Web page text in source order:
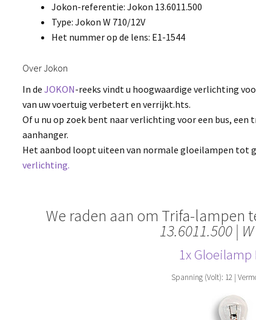
Jokon-referentie: Jokon 13.6011.500
Type: Jokon W 710/12V
Het nummer op de lens: E1-1544
Over Jokon
In deJOKON-reeks vindt u hoogwaardige verlichting
van uw voertuig verbetert en verrijkt.hts.
Of u nu op zoek bent naar verlichting voor een bus,
aanhanger.
Het aanbod loopt uiteen van normale gloeilampen tot
verlichting.
We raden aan om Trifa-lampen
13.6011.500 |
1x Gloeilamp
Spanning (Volt): 12 |